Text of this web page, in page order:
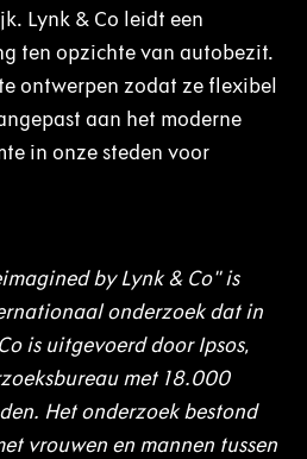
Lynk & Co leidt een
ten opzichte van autobezit.
ontwerpen zodat ze flexibel
aan het moderne
in onze steden voor
by Lynk & Co" is
onderzoek dat in
is uitgevoerd door Ipsos,
met 18.000
Het onderzoek bestond
vrouwen en mannen tussen